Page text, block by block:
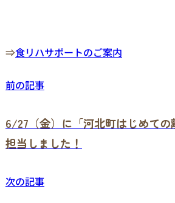
⇒食リハサポートのご案内
前の記事
6/27（金）に「河北町はじめての
担当しました！
次の記事